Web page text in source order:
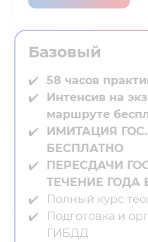
Базовый
58 часов
Интенсив на
маршруте
ИМИТАЦИЯ
БЕСПЛАТНО
ПЕРЕСДАЧИ
ТЕЧЕНИЕ ГОДА
Полный курс
Подготовка и
ГИБДД⁣⁣